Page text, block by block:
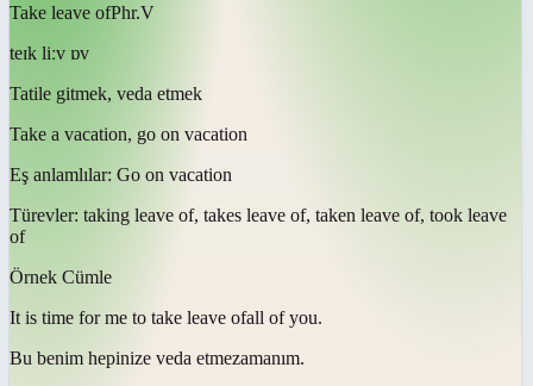
Take leave ofPhr.V
teɪk liːv ɒv
Tatile gitmek, veda etmek
Take a vacation, go on vacation
Eş anlamlılar: Go on vacation
Türevler: taking leave of, takes leave of, taken leave of, took leave
of
Örnek Cümle
It is time for me to take leave ofall of you.
Bu benim hepinize veda etmezamanım.